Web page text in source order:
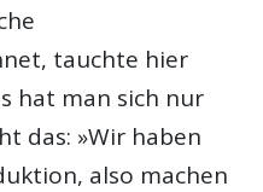
tauchte hier
hat man sich nur
das: »Wir haben
also machen